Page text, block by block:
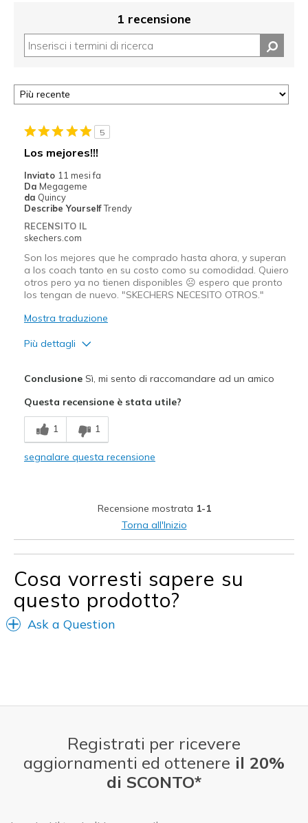
1 recensione
5
Los mejores!!!
Inviato 11 mesi fa
Da Megageme
da Quincy
Describe YourselfTrendy
RECENSITO IL
skechers.com
Son los mejores que he comprado hasta ahora, y superan
a los coach tanto en su costo como su comodidad. Quiero
otros pero ya no tienen disponibles ☹️ espero que pronto
los tengan de nuevo. "SKECHERS NECESITO OTROS."
Mostra traduzione
Più dettagli
Difetti
A mi me encantaron pero veo que ya no hay :(
Feels true to width
Sizing
Feels true to size
View On Shoes
I'm Really Into Shoes
ConclusioneSì, mi sento di raccomandare ad un amico
Questa recensione è stata utile?
1 1
segnalare questa recensione
Recensione mostrata 1-1
Torna all'Inizio
Cosa vorresti sapere su
questo prodotto?
Ask a Question
Registrati per ricevere
aggiornamenti ed ottenere il 20%
di SCONTO*
E-mail